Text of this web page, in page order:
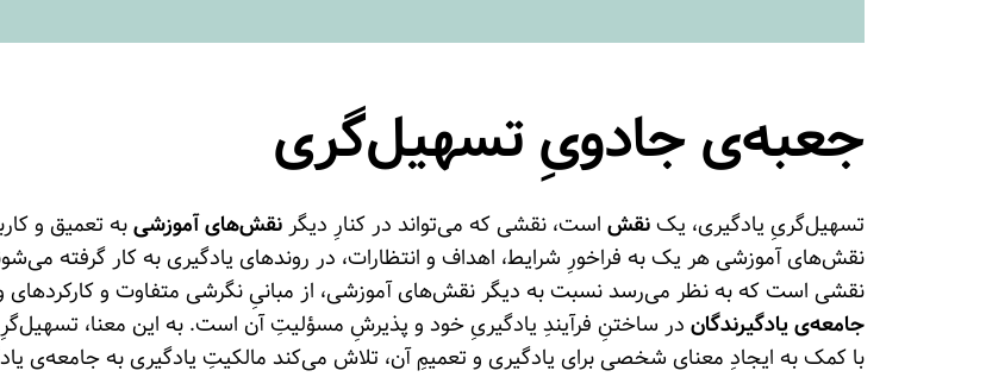
جعبه‌ی جادویِ تسهیل‌گری
تسهیل‌گریِ یادگیری، یکنقش است، نقشی که می‌تواند در کنارِ دیگر نقش‌های آموزشیبه تعمیق و
نقش‌های آموزشی هر یک به فراخورِ شرایط، اهداف و انتظارات، در روندهای یادگیری به کار گرفته
نقشی است که به نظر می‌رسد نسبت به‌ دیگر نقش‌های آموزشی، از مبانیِ نگرشی متفاوت و کارکردهای
جامعه‌ی یادگیرندگان در ساختنِ فرآیندِ یادگیریِ خود و پذیرشِ مسؤلیتِ آن است. به این‌ معنا، تسهیل‌گرِ
با کمک به ایجادِ معنای شخصی برای یادگیری و تعمیمِ آن، تلاش می‌کند مالکیتِ یادگیری به جامعه‌ی